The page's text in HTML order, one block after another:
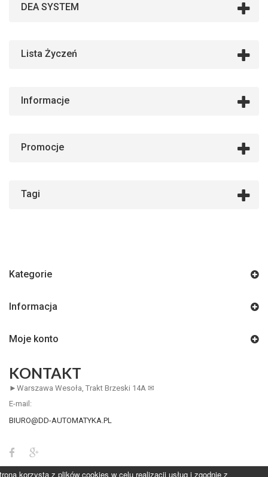
DEA SYSTEM
Lista Życzeń
Informacje
Promocje
Tagi
Kategorie
Informacja
Moje konto
KONTAKT
►Warszawa Wesoła, Trakt Brzeski 14A ✉
E-mail:
BIURO@DD-AUTOMATYKA.PL
korzysta z plików cookies w celu realizacji usług i zgodnie z